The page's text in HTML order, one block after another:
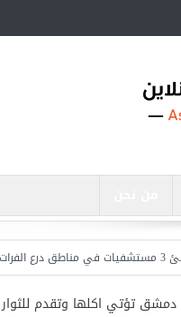
تؤتي اكلها وتقدم